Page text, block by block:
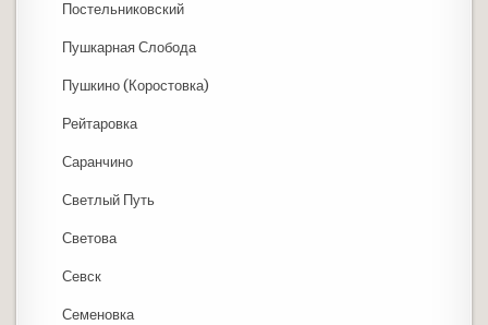
Постельниковский
Пушкарная Слобода
Пушкино (Коростовка)
Рейтаровка
Саранчино
Светлый Путь
Светова
Севск
Семеновка